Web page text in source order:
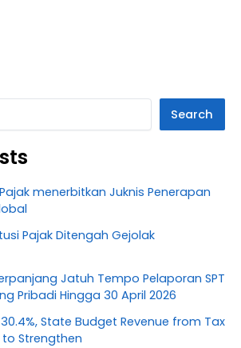
Search
menerbitkan Juknis Penerapan
Pajak Ditengah Gejolak
Jatuh Tempo Pelaporan SPT
Pribadi Hingga 30 April 2026
State Budget Revenue from Tax
Strengthen